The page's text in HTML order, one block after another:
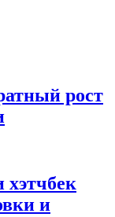
рост
хэтчбек
и